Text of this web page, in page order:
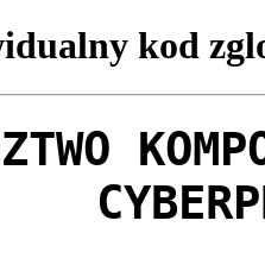
kod